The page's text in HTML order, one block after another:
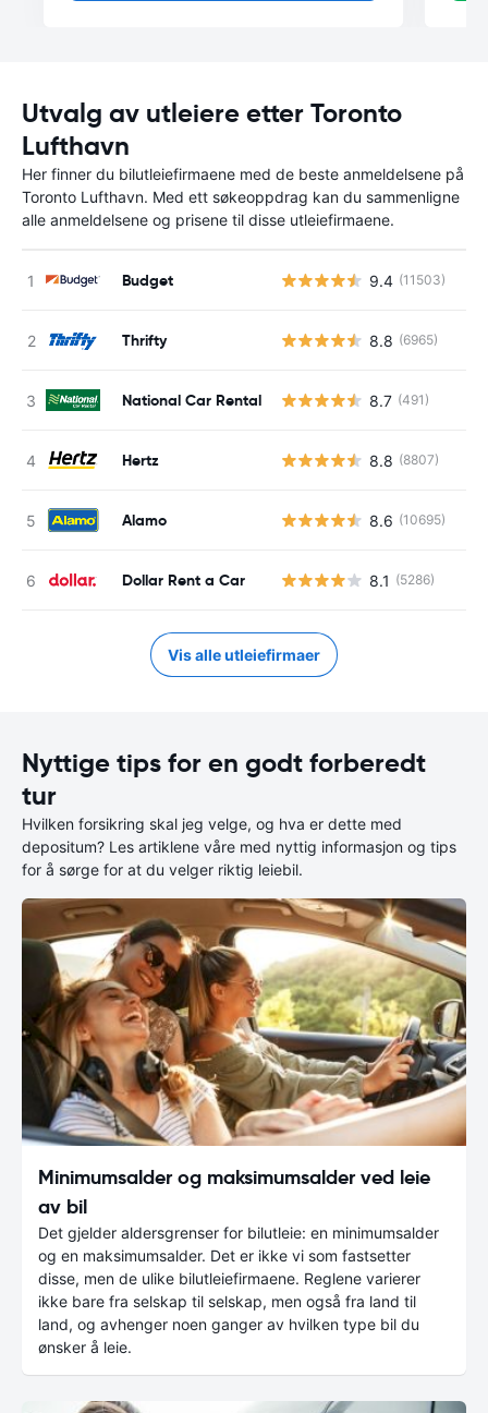
Utvalg av utleiere etter Toronto
Lufthavn
Her finner du bilutleiefirmaene med de beste anmeldelsene på
Toronto Lufthavn. Med ett søkeoppdrag kan du sammenligne
alle anmeldelsene og prisene til disse utleiefirmaene.
Budget 9.4 (11503)
Thrifty 8.8 (6965)
National Car Rental 8.7 (491)
Hertz 8.8 (8807)
Alamo 8.6 (10695)
Dollar Rent a Car 8.1 (5286)
Vis alle utleiefirmaer
Nyttige tips for en godt forberedt
tur
Hvilken forsikring skal jeg velge, og hva er dette med
depositum? Les artiklene våre med nyttig informasjon og tips
for å sørge for at du velger riktig leiebil.
Minimumsalder og maksimumsalder ved leie
av bil
Det gjelder aldersgrenser for bilutleie: en minimumsalder
og en maksimumsalder. Det er ikke vi som fastsetter
disse, men de ulike bilutleiefirmaene. Reglene varierer
ikke bare fra selskap til selskap, men også fra land til
land, og avhenger noen ganger av hvilken type bil du
ønsker å leie.